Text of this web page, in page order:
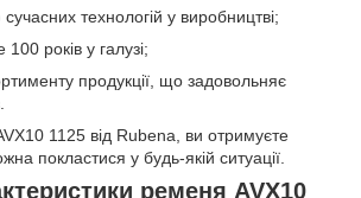
технологій у виробництві;
100 років у галузі;
продукції, що задовольняє
1125 від Rubena, ви отримуєте
покластися у будь-якій ситуації.
ременя AVX10